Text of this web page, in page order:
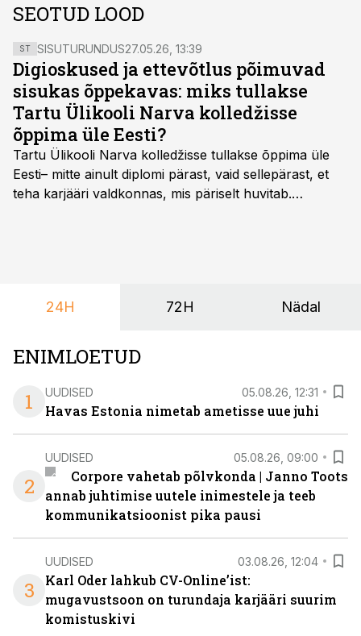
SEOTUD LOOD
ST SISUTURUNDUS27.05.26, 13:39
Digioskused ja ettevõtlus põimuvad
sisukas õppekavas: miks tullakse
Tartu Ülikooli Narva kolledžisse
õppima üle Eesti?
Tartu Ülikooli Narva kolledžisse tullakse õppima üle
Eesti– mitte ainult diplomi pärast, vaid sellepärast, et
teha karjääri valdkonnas, mis päriselt huvitab.
24H 72H Nädal
ENIMLOETUD
1
UUDISED 05.08.26, 12:31
Havas Estonia nimetab ametisse uue juhi
2
UUDISED 05.08.26, 09:00
Corpore vahetab põlvkonda | Janno Toots
annab juhtimise uutele inimestele ja teeb
kommunikatsioonist pika pausi
3
UUDISED 03.08.26, 12:04
Karl Oder lahkub CV-Online’ist:
mugavustsoon on turundaja karjääri suurim
komistuskivi